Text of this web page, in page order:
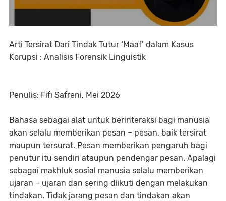
Arti Tersirat Dari Tindak Tutur ‘Maaf’ dalam Kasus
Korupsi : Analisis Forensik Linguistik
Penulis: Fifi Safreni, Mei 2026
Bahasa sebagai alat untuk berinteraksi bagi manusia
akan selalu memberikan pesan – pesan, baik tersirat
maupun tersurat. Pesan memberikan pengaruh bagi
penutur itu sendiri ataupun pendengar pesan. Apalagi
sebagai makhluk sosial manusia selalu memberikan
ujaran – ujaran dan sering diikuti dengan melakukan
tindakan. Tidak jarang pesan dan tindakan akan